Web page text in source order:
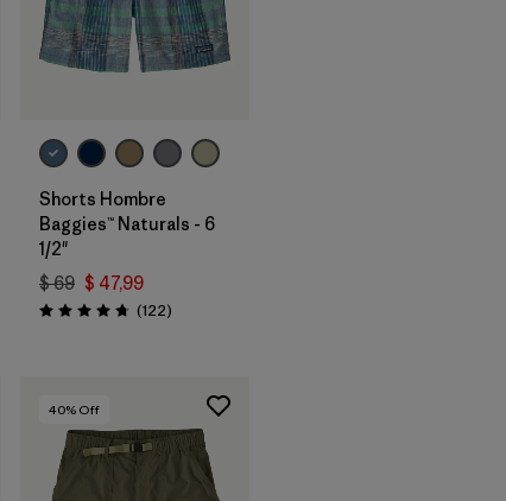
Shorts Hombre
Baggies™ Naturals - 6
1/2"
$ 69 $ 47,99
Valoración: 4.7 / 5
(122Comentarios
)
40% Off